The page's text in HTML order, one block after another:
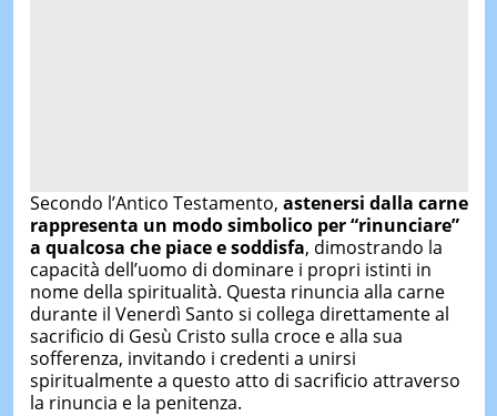
Secondo l’Antico Testamento, astenersi dalla carne
rappresenta un modo simbolico per “rinunciare”
a qualcosa che piace e soddisfa, dimostrando la
capacità dell’uomo di dominare i propri istinti in
nome della spiritualità. Questa rinuncia alla carne
durante il Venerdì Santo si collega direttamente al
sacrificio di Gesù Cristo sulla croce e alla sua
sofferenza, invitando i credenti a unirsi
spiritualmente a questo atto di sacrificio attraverso
la rinuncia e la penitenza.